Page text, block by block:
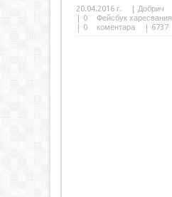
20.04.2016 г.
Добрич
0
Фейсбук харесвания
0 коментара | 6737